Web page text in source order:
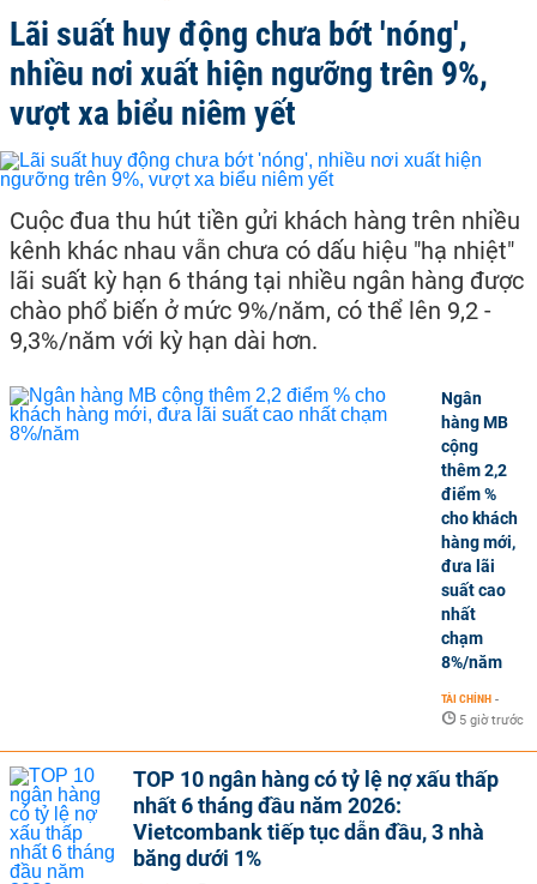
Lãi suất huy động chưa bớt 'nóng',
nhiều nơi xuất hiện ngưỡng trên 9%,
vượt xa biểu niêm yết
Cuộc đua thu hút tiền gửi khách hàng trên nhiều
kênh khác nhau vẫn chưa có dấu hiệu "hạ nhiệt"
lãi suất kỳ hạn 6 tháng tại nhiều ngân hàng được
chào phổ biến ở mức 9%/năm, có thể lên 9,2 -
9,3%/năm với kỳ hạn dài hơn.
Ngân
hàng MB
cộng
thêm 2,2
điểm %
cho khách
hàng mới,
đưa lãi
suất cao
nhất
chạm
8%/năm
TÀI CHÍNH -
5 giờ trước
TOP 10 ngân hàng có tỷ lệ nợ xấu thấp
nhất 6 tháng đầu năm 2026:
Vietcombank tiếp tục dẫn đầu, 3 nhà
băng dưới 1%